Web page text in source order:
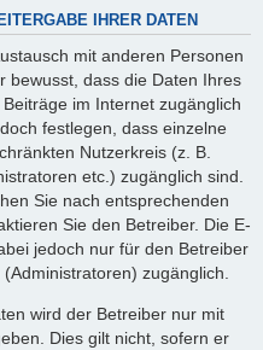
IHRER DATEN
mit anderen Personen
bewusst, dass die Daten Ihres
im Internet zugänglich
festlegen, dass einzelne
Nutzerkreis (z. B.
etc.) zugänglich sind.
Sie nach entsprechenden
Sie den Betreiber. Die E-
jedoch nur für den Betreiber
zugänglich.
wird der Betreiber nur mit
Dies gilt nicht, sofern er